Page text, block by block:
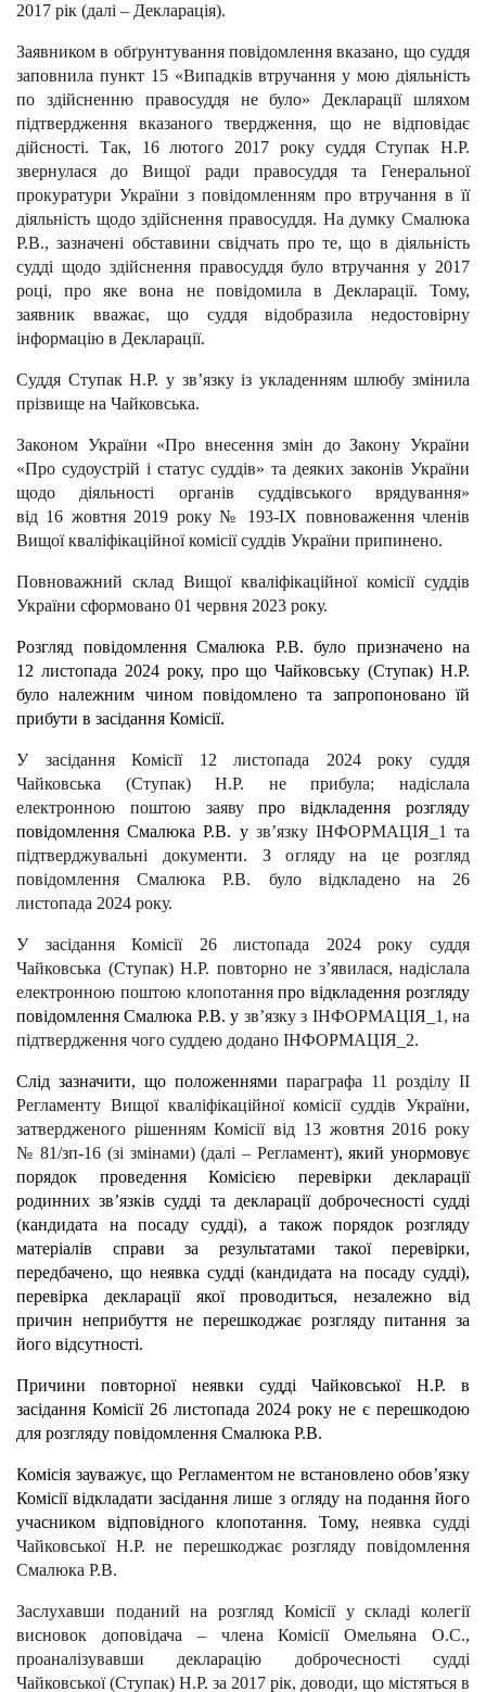
2017 рік (далі – Декларація).
Заявником в обґрунтування повідомлення вказано, що суддя
заповнила пункт 15 «Випадків втручання у мою діяльність
по здійсненню правосуддя не було» Декларації шляхом
підтвердження вказаного твердження, що не відповідає
дійсності. Так, 16 лютого 2017 року суддя Ступак Н.Р.
звернулася до Вищої ради правосуддя та Генеральної
прокуратури України з повідомленням про втручання в її
діяльність щодо здійснення правосуддя. На думку Смалюка
Р.В., зазначені обставини свідчать про те, що в діяльність
судді щодо здійснення правосуддя було втручання у 2017
році, про яке вона не повідомила в Декларації. Тому,
заявник вважає, що суддя відобразила недостовірну
інформацію в Декларації.
Суддя Ступак Н.Р. у зв’язку із укладенням шлюбу змінила
прізвище на Чайковська.
Законом України «Про внесення змін до Закону України
«Про судоустрій і статус суддів» та деяких законів України
щодо діяльності органів суддівського врядування»
від 16 жовтня 2019 року № 193-ІХ повноваження членів
Вищої кваліфікаційної комісії суддів України припинено.
Повноважний склад Вищої кваліфікаційної комісії суддів
України сформовано 01 червня 2023 року.
Розгляд повідомлення Смалюка Р.В. було призначено на
12 листопада 2024 року, про що Чайковську (Ступак) Н.Р.
було належним чином повідомлено та запропоновано їй
прибути в засідання Комісії.
У засідання Комісії 12 листопада 2024 року суддя
Чайковська (Ступак) Н.Р. не прибула; надіслала
електронною поштою заявупро відкладення розгляду
повідомлення Смалюка Р.В. у зв’язку ІНФОРМАЦІЯ_1 та
підтверджувальні документи. З огляду на це розгляд
повідомлення Смалюка Р.В. було відкладено на 26
листопада 2024 року.
У засідання Комісії 26 листопада 2024 року суддя
Чайковська (Ступак) Н.Р. повторно не з’явилася, надіслала
електронною поштою клопотанняпро відкладення розгляду
повідомлення Смалюка Р.В. у зв’язку з ІНФОРМАЦІЯ_1, на
підтвердження чого суддею додано ІНФОРМАЦІЯ_2.
Слід зазначити, що положеннями параграфа 11 розділу ІІ
Регламенту Вищої кваліфікаційної комісії суддів України,
затвердженого рішенням Комісії від 13 жовтня 2016 року
№ 81/зп-16 (зі змінами) (далі – Регламент), який унормовує
порядок проведення Комісією перевірки декларації
родинних зв’язків судді та декларації доброчесності судді
(кандидата на посаду судді), а також порядок
розгляду
матеріалів справи за результатами такої перевірки,
передбачено, що неявка судді (кандидата на посаду судді),
перевірка декларації якої проводиться, незалежно від
причин неприбуття не перешкоджає розгляду питання за
його відсутності.
Причини повторної неявки судді Чайковської Н.Р. в
засідання Комісії 26 листопада 2024 року не є перешкодою
для розгляду повідомлення Смалюка Р.В.
Комісія зауважує, що Регламентом не встановлено обов’язку
Комісії відкладати засідання лише з огляду на подання його
учасником відповідного клопотання. Тому, неявка судді
Чайковської Н.Р. не перешкоджає розгляду повідомлення
Смалюка Р.В.
Заслухавши поданий на розгляд Комісії у складі колегії
висновок доповідача – члена Комісії Омельяна О.С.,
проаналізувавши декларацію доброчесності судді
Чайковської (Ступак) Н.Р. за 2017 рік, доводи, що містяться в